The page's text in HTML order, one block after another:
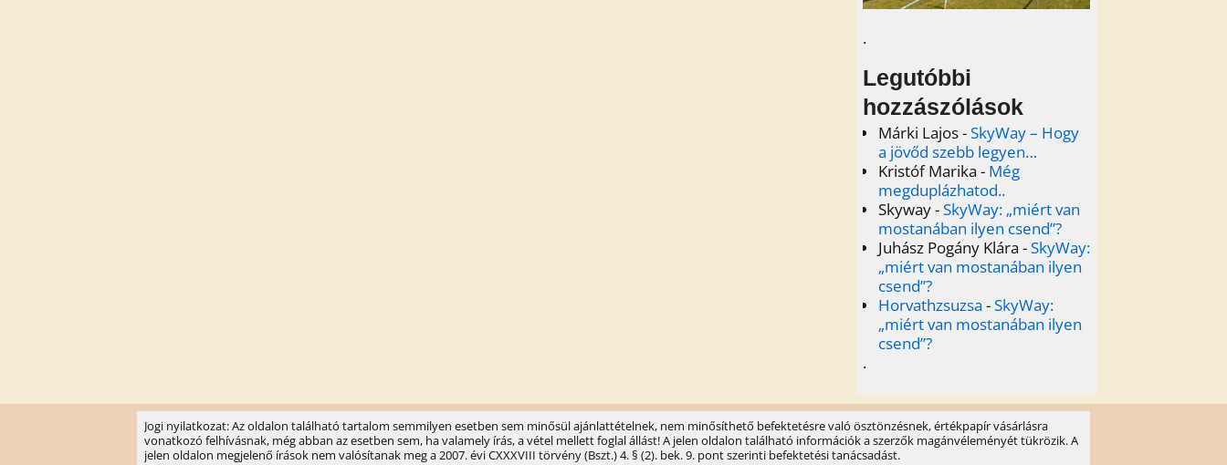
.
Legutóbbi
hozzászólások
Márki Lajos-SkyWay – Hogy
a jövőd szebb legyen…
Kristóf Marika - Még
megduplázhatod..
Skyway-SkyWay: „miért van
mostanában ilyen csend”?
Juhász Pogány Klára -SkyWay:
„miért van mostanában ilyen
csend”?
Horvathzsuzsa -SkyWay:
„miért van mostanában ilyen
csend”?
.
Jogi nyilatkozat: Az oldalon található tartalom semmilyen esetben sem minősül ajánlattételnek, nem minősíthető befektetésre való ösztönzésnek, értékpapír vásárlásra
vonatkozó felhívásnak, még abban az esetben sem, ha valamely írás, a vétel mellett foglal állást! A jelen oldalon található információk a szerzők magánvéleményét tükrözik. A
jelen oldalon megjelenő írások nem valósítanak meg a 2007. évi CXXXVIII törvény (Bszt.) 4. § (2). bek. 9. pont szerinti befektetési tanácsadást.